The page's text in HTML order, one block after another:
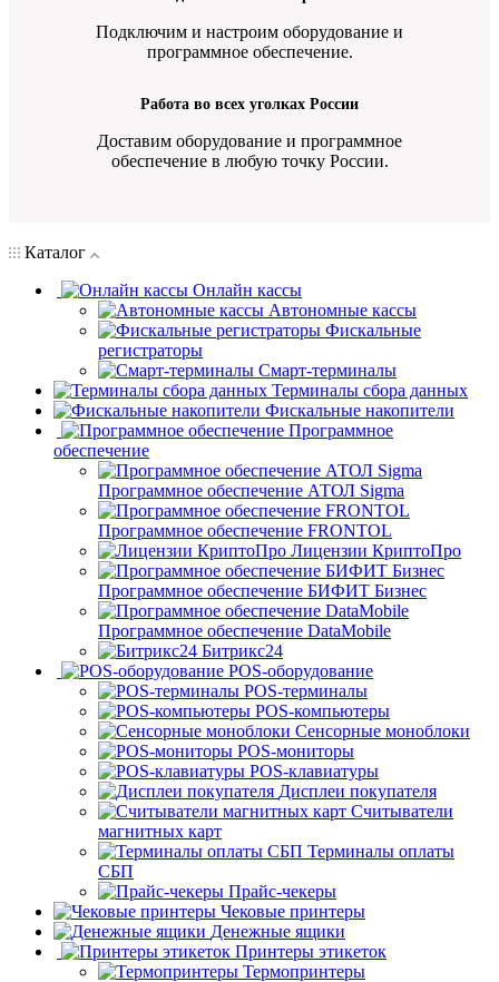
Подключим и настроим оборудование и
программное обеспечение.
Работа во всех уголках России
Доставим оборудование и программное
обеспечение в любую точку России.
Каталог
Онлайн кассы
Автономные кассы
Фискальные
регистраторы
Смарт-терминалы
Терминалы сбора данных
Фискальные накопители
Программное
обеспечение
Программное обеспечение АТОЛ Sigma
Программное обеспечение FRONTOL
Лицензии КриптоПро
Программное обеспечение БИФИТ Бизнес
Программное обеспечение DataMobile
Битрикс24
POS-оборудование
POS-терминалы
POS-компьютеры
Сенсорные моноблоки
POS-мониторы
POS-клавиатуры
Дисплеи покупателя
Считыватели
магнитных карт
Терминалы оплаты
СБП
Прайс-чекеры
Чековые принтеры
Денежные ящики
Принтеры этикеток
Термопринтеры